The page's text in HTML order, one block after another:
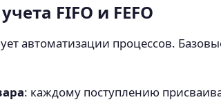
FIFO и FEFO
автоматизации процессов.
: каждому поступлению